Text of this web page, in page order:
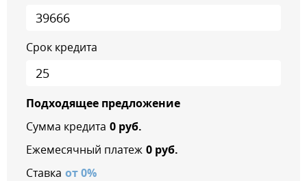
Срок кредита
Подходящее предложение
Сумма кредита 0руб.
Ежемесячный платеж 0руб.
Ставка от0%